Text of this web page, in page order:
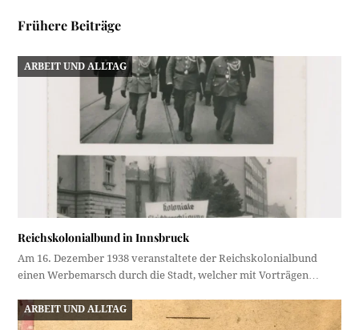
Frühere Beiträge
ARBEIT UND ALLTAG
Reichskolonialbund in Innsbruck
Am 16. Dezember 1938 veranstaltete der Reichskolonialbund
einen Werbemarsch durch die Stadt, welcher mit Vorträgen…
ARBEIT UND ALLTAG